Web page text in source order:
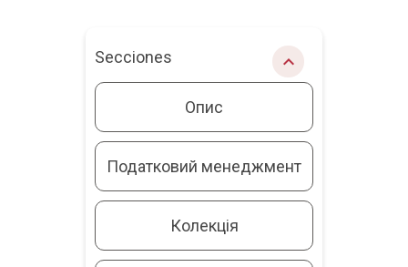
Secciones chevron_right
Опис
Податковий менеджмент
Колекція